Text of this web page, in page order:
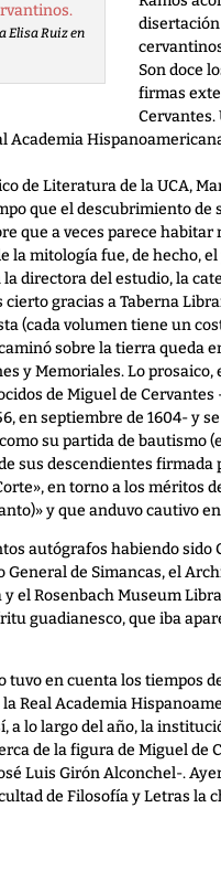
Elisa Ruiz en
Son doce
firmas
Cervantes.
Academia
de Literatura de la UCA,
que el descubrimiento de
que a veces parece
la mitología fue, de hecho,
directora del estudio, la
gracias a Taberna
(cada volumen tiene un
sobre la tierra queda
y Memoriales. Lo
de Miguel de
en septiembre de 1604- y
su partida de bautismo
sus descendientes firmada
en torno a los méritos
y que anduvo cautivo
autógrafos habiendo
de Simancas, el
el Rosenbach Museum
guadianesco, que iba
en cuenta los tiempos
Real Academia
a lo largo del año, la
de la figura de Miguel de
Luis Girón Alconchel-.
de Filosofía y Letras la